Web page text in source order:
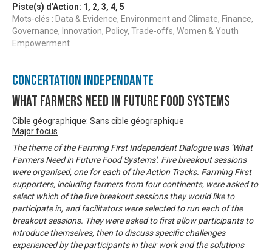
Piste(s) d'Action: 1 , 2, 3, 4, 5
Mots-clés : Data & Evidence, Environment and Climate, Finance,
Governance, Innovation, Policy, Trade-offs, Women & Youth
Empowerment
Concertation Indépendante
What Farmers Need in Future Food Systems
Cible géographique: Sans cible géographique
Major focus
The theme of the Farming First Independent Dialogue was ‘What
Farmers Need in Future Food Systems'. Five breakout sessions
were organised, one for each of the Action Tracks. Farming First
supporters, including farmers from four continents, were asked to
select which of the five breakout sessions they would like to
participate in, and facilitators were selected to run each of the
breakout sessions. They were asked to first allow participants to
introduce themselves, then to discuss specific challenges
experienced by the participants in their work and the solutions